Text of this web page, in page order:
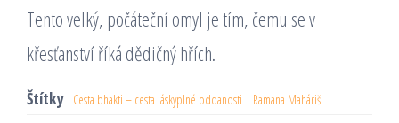
Tento velký, počáteční omyl je tím, čemu se v
křesťanství říká dědičný hřích.
Štítky Cesta bhakti – cesta láskyplné oddanosti Ramana Maháriši